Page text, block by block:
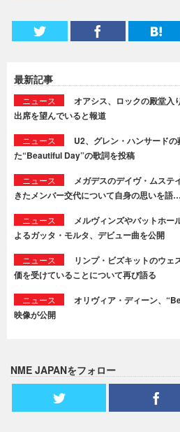
最新記事
ニュース
オアシス、ロックの殿堂入
出席を望んでいると報道
ニュース
U2、グレン・ハンサード
た“Beautiful Day”の歌詞を投稿
ニュース
メガデスのデイヴ・ムステ
きたメンバー交代について自身の思いを語…
ニュース
メルヴィンズやバットホー
よるガッタ・モルタ、デビュー曲を公開
ニュース
リンプ・ビズキットのウェ
価を受けていることについて再び語る
ニュース
オリヴィア・ディーン、
映像が公開
NME JAPANをフォロー